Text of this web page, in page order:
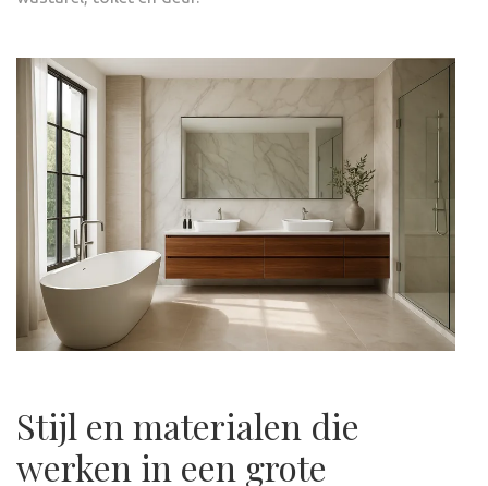
Stijl en materialen die
werken in een grote